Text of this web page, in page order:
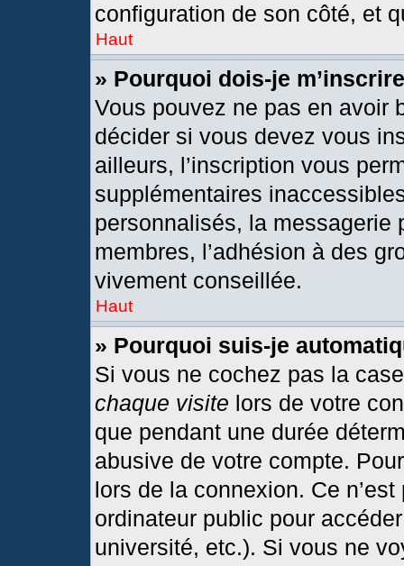
configuration de son côté, et
Haut
» Pourquoi dois-je
Vous pouvez ne pas en avoir
décider si vous devez vous
ailleurs, l’inscription vous
supplémentaires
personnalisés, la messagerie
membres, l’adhésion à des
vivement conseillée.
Haut
» Pourquoi suis-je
Si vous ne cochez pas la
chaque visite lors de votre
que pendant une durée
abusive de votre compte.
lors de la connexion. Ce
ordinateur public pour
université, etc.). Si vous ne